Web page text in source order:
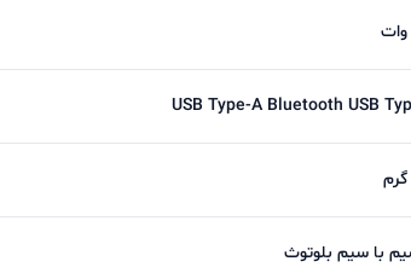
USB Type-A Bluetooth USB
با سیم بلوتوث